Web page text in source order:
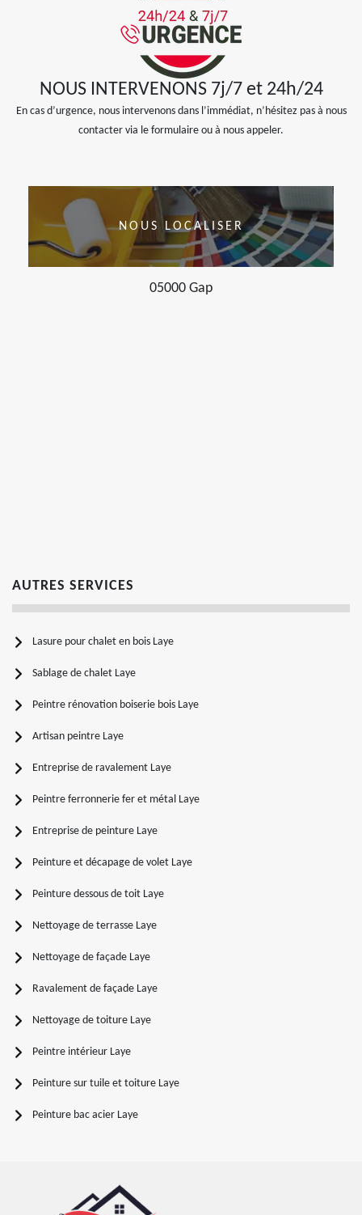
NOUS INTERVENONS 7j/7 et 24h/24
En cas d’urgence, nous intervenons dans l’immédiat, n’hésitez pas à nous
contacter via le formulaire ou à nous appeler.
NOUS LOCALISER
05000 Gap
AUTRES SERVICES
Lasure pour chalet en bois Laye
Sablage de chalet Laye
Peintre rénovation boiserie bois Laye
Artisan peintre Laye
Entreprise de ravalement Laye
Peintre ferronnerie fer et métal Laye
Entreprise de peinture Laye
Peinture et décapage de volet Laye
Peinture dessous de toit Laye
Nettoyage de terrasse Laye
Nettoyage de façade Laye
Ravalement de façade Laye
Nettoyage de toiture Laye
Peintre intérieur Laye
Peinture sur tuile et toiture Laye
Peinture bac acier Laye